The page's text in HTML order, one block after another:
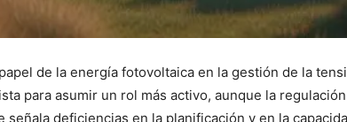
de la energía fotovoltaica en la gestión de la
para asumir un rol más activo, aunque la
deficiencias en la planificación y en la